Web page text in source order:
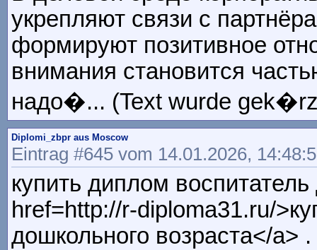
укрепляют связи с
формируют позитивное
внимания становится
надо�... (Text wurde
Diplomi_zbpr aus Moscow
Eintrag #645 vom 14.01.2026,
купить диплом
href=http://r-diploma31.ru/
дошкольного возраста</a> .